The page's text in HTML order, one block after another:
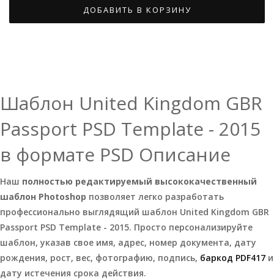
ДОБАВИТЬ В КОРЗИНУ
Шаблон United Kingdom GBR
Passport PSD Template - 2015
в формате PSD Описание
Наш полностью редактируемый высококачественный
шаблон Photoshop позволяет легко разработать
профессионально выглядящий шаблон United Kingdom GBR
Passport PSD Template - 2015. Просто персонализируйте
шаблон, указав свое имя, адрес, номер документа, дату
рождения, рост, вес, фотографию, подпись, баркод PDF417 и
дату истечения срока действия.